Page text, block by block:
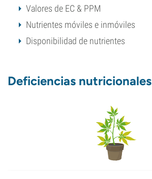
Valores de EC & PPM
Nutrientes móviles e inmóviles
Disponibilidad de nutrientes
Deficiencias nutricionales